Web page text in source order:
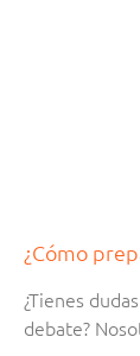
¿Cómo
¿Tienes
debate?